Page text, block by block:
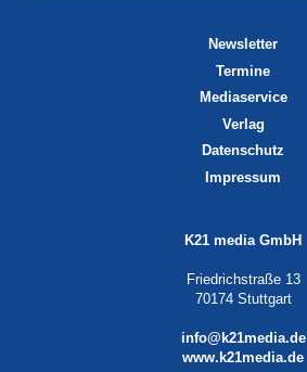
Newsletter
Termine
Mediaservice
Verlag
Datenschutz
Impressum
K21 media GmbH
Friedrichstraße 13
70174 Stuttgart
info@k21media.de
www.k21media.de